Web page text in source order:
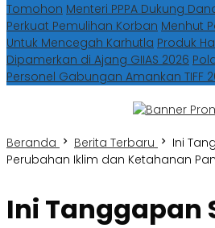
Tomohon Menteri PPPA Dukung
Perkuat Pemulihan Korban Menhut
Untuk Mencegah Karhutla Produk
Dipamerkan di Ajang GIIAS 2026
Personel Gabungan Amankan TIFF
Beranda Berita Terbaru
Ini
Perubahan Iklim dan Ketahanan
Ini Tanggapan